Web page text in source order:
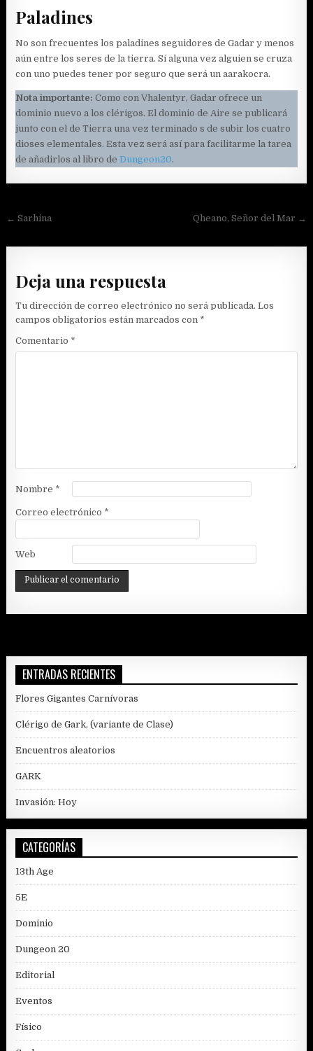
Paladines
No son frecuentes los paladines seguidores de Gadar y menos
aún entre los seres de la tierra. Sí alguna vez alguien se cruza
con uno puedes tener por seguro que será un aarakocra.
Nota importante: Como con Vhalentyr, Gadar ofrece un
dominio nuevo a los clérigos. El dominio de Aire se publicará
junto con el de Tierra una vez terminado s de subir los cuatro
dioses elementales. Esta vez será así para facilitarme la tarea
de añadirlos al libro de Dungeon20.
Navegación
de
← Sarhina Qheano, Señor del Mar →
Deja una respuesta
Tu dirección de correo electrónico no será publicada. Los
campos obligatorios están marcados con *
Comentario *
Nombre *
Correo electrónico *
Web
ENTRADAS RECIENTES
Flores Gigantes Carnívoras
Clérigo de Gark, (variante de Clase)
Encuentros aleatorios
GARK
Invasión: Hoy
CATEGORÍAS
13th Age
5E
Dominio
Dungeon 20
Editorial
Eventos
Físico